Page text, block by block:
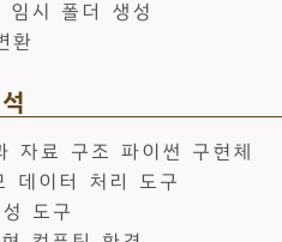
시 폴더 생성
환
자료 구조 파이썬 구현체
데이터 처리 도구
도구